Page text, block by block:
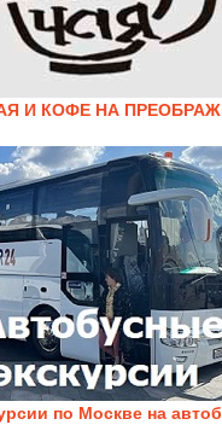
И КОФЕ НА
по Москве на